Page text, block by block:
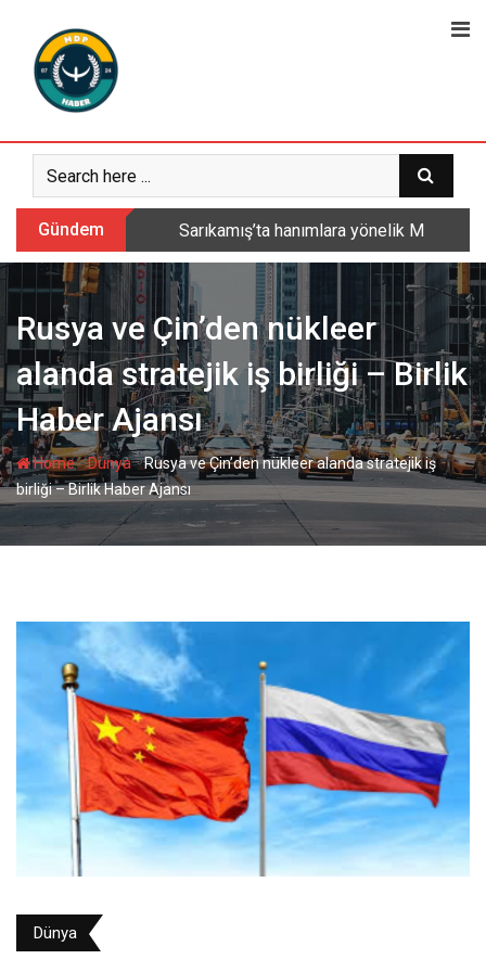
content
Gündem Sarıkamış’ta hanımlara yönelik
Rusya ve Çin’den nükleer
alanda stratejik iş birliği – Birlik
Haber Ajansı
Home-Dünya-Rusya ve Çin’den nükleer alanda stratejik iş
birliği – Birlik Haber Ajansı
Dünya